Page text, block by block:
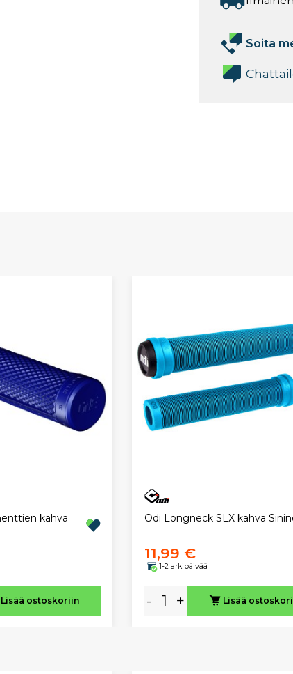
Soita
kahva
Lisää ostoskoriin
Odi Longneck SLX kahva
11,99 €
1-2 arkipäivää
- + Lisää